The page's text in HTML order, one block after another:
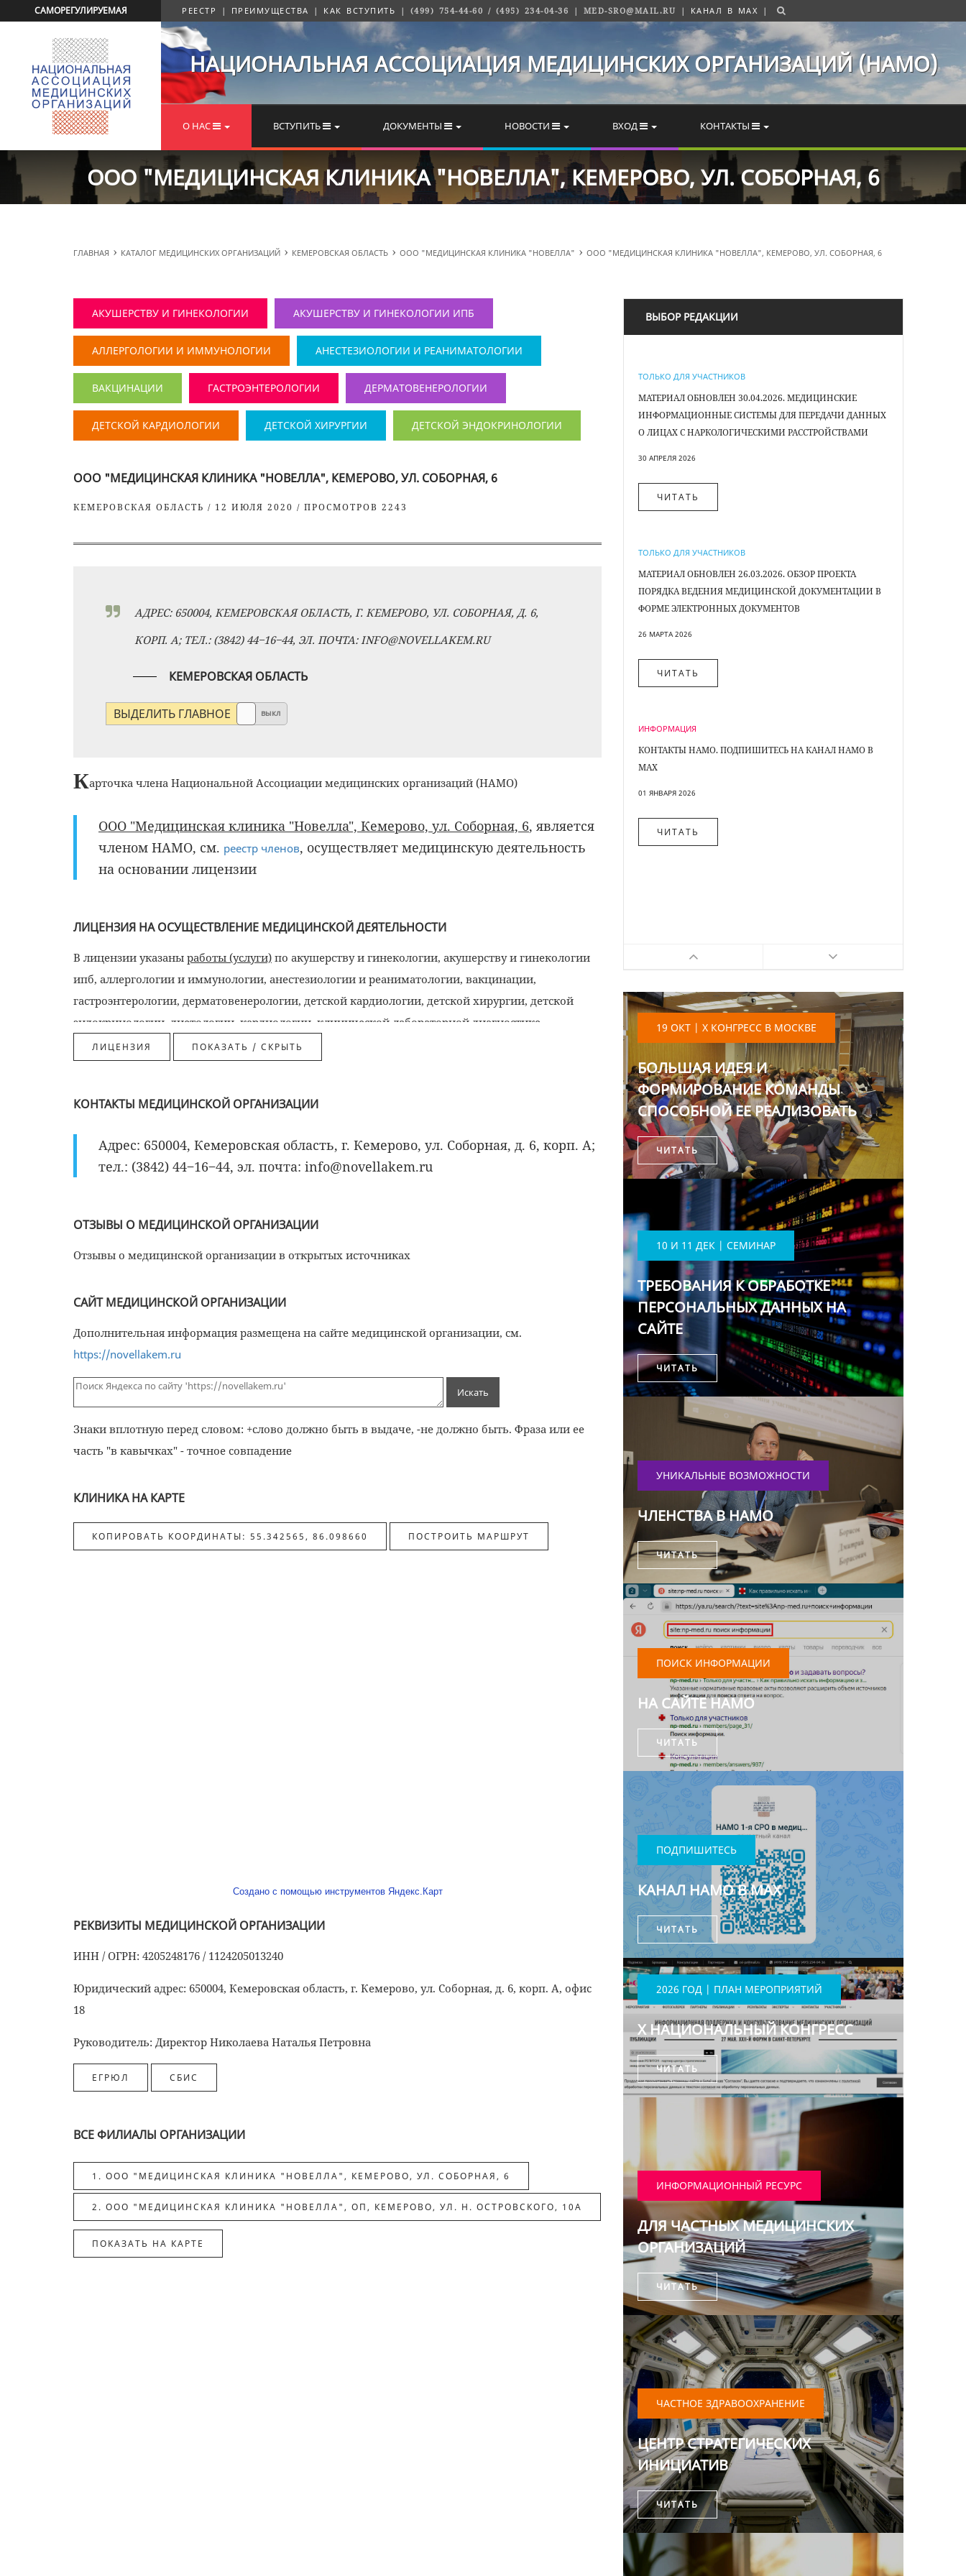
САМОРЕГУЛИРУЕМАЯ РЕЕСТР | ПРЕИМУЩЕСТВА | КАК ВСТУПИТЬ | (499) 754-44-60 / (495) 234-04-36 | MED-SRO@MAIL.RU | КАНАЛ В MAX |
НАЦИОНАЛЬНАЯ АССОЦИАЦИЯ МЕДИЦИНСКИХ ОРГАНИЗАЦИЙ (НАМО)
О НАС ВСТУПИТЬ ДОКУМЕНТЫ НОВОСТИ ВХОД КОНТАКТЫ
ООО "МЕДИЦИНСКАЯ КЛИНИКА "НОВЕЛЛА", КЕМЕРОВО, УЛ. СОБОРНАЯ, 6
ГЛАВНАЯ КАТАЛОГ МЕДИЦИНСКИХ ОРГАНИЗАЦИЙ КЕМЕРОВСКАЯ ОБЛАСТЬ ООО "МЕДИЦИНСКАЯ КЛИНИКА "НОВЕЛЛА" ООО "МЕДИЦИНСКАЯ КЛИНИКА "НОВЕЛЛА", КЕМЕРОВО, УЛ. СОБОРНАЯ, 6
АКУШЕРСТВУ И ГИНЕКОЛОГИИ АКУШЕРСТВУ И ГИНЕКОЛОГИИ ИПБ
АЛЛЕРГОЛОГИИ И ИММУНОЛОГИИ АНЕСТЕЗИОЛОГИИ И РЕАНИМАТОЛОГИИ
ВАКЦИНАЦИИ ГАСТРОЭНТЕРОЛОГИИ ДЕРМАТОВЕНЕРОЛОГИИ
ДЕТСКОЙ КАРДИОЛОГИИ ДЕТСКОЙ ХИРУРГИИ ДЕТСКОЙ ЭНДОКРИНОЛОГИИ
ООО "МЕДИЦИНСКАЯ КЛИНИКА "НОВЕЛЛА", КЕМЕРОВО, УЛ. СОБОРНАЯ, 6
КЕМЕРОВСКАЯ ОБЛАСТЬ / 12 ИЮЛЯ 2020 / ПРОСМОТРОВ 2243
АДРЕС: 650004, КЕМЕРОВСКАЯ ОБЛАСТЬ, Г. КЕМЕРОВО, УЛ. СОБОРНАЯ, Д. 6,
КОРП. А; ТЕЛ.: (3842) 44‒16‒44, ЭЛ. ПОЧТА: INFO@NOVELLAKEM.RU
КЕМЕРОВСКАЯ ОБЛАСТЬ
ВЫДЕЛИТЬ ГЛАВНОЕ выкл
Карточка члена Национальной Ассоциации медицинских организаций (НАМО)
ООО "Медицинская клиника "Новелла", Кемерово, ул. Соборная, 6, является
членом НАМО, см. реестр членов, осуществляет медицинскую деятельность
на основании лицензии
ЛИЦЕНЗИЯ НА ОСУЩЕСТВЛЕНИЕ МЕДИЦИНСКОЙ ДЕЯТЕЛЬНОСТИ
В лицензии указаны работы (услуги) по акушерству и гинекологии, акушерству и гинекологии
ипб, аллергологии и иммунологии, анестезиологии и реаниматологии, вакцинации,
гастроэнтерологии, дерматовенерологии, детской кардиологии, детской хирургии, детской
эндокринологии, диетологии, кардиологии, клинической лабораторной диагностике,
колопроктологии, косметологии, лабораторной диагностике, лечебной физкультуре,
мануальной терапии, медицинским осмотрам предв, медицинским осмотрам предс,
освидетельствованию усынов, неврологии, нефрологии, онкологии, оториноларингологии,
рентгенологии, рефлексотерапии, сестринскому делу, сестринскому делу в педиатрии,
спортивной медицине, терапии, травматологии и ортопедии, трансфузиологии,
диагностике, хирургии, челюстно лицевой хирургии, экспертизе временной
ПОКАЗАТЬ / СКРЫТЬ
КОНТАКТЫ МЕДИЦИНСКОЙ ОРГАНИЗАЦИИ
Адрес: 650004, Кемеровская область, г. Кемерово, ул. Соборная, д. 6, корп. А;
тел.: (3842) 44‒16‒44, эл. почта: info@novellakem.ru
ОТЗЫВЫ О МЕДИЦИНСКОЙ ОРГАНИЗАЦИИ
Отзывы о медицинской организации в открытых источниках
САЙТ МЕДИЦИНСКОЙ ОРГАНИЗАЦИИ
Дополнительная информация размещена на сайте медицинской организации, см.
https://novellakem.ru
Знаки вплотную перед словом: +слово должно быть в выдаче, -не должно быть. Фраза или ее
часть "в кавычках" - точное совпадение
КЛИНИКА НА КАРТЕ
КОПИРОВАТЬ КООРДИНАТЫ: 55.342565, 86.098660 ПОСТРОИТЬ МАРШРУТ
Создано с помощью инструментов Яндекс.Карт
РЕКВИЗИТЫ МЕДИЦИНСКОЙ ОРГАНИЗАЦИИ
ИНН / ОГРН: 4205248176 / 1124205013240
Юридический адрес: 650004, Кемеровская область, г. Кемерово, ул. Соборная, д. 6, корп. А, офис
18
Руководитель: Директор Николаева Наталья Петровна
ВСЕ ФИЛИАЛЫ ОРГАНИЗАЦИИ
1. ООО "МЕДИЦИНСКАЯ КЛИНИКА "НОВЕЛЛА", КЕМЕРОВО, УЛ. СОБОРНАЯ, 6
2. ООО "МЕДИЦИНСКАЯ КЛИНИКА "НОВЕЛЛА", ОП, КЕМЕРОВО, УЛ. Н. ОСТРОВСКОГО, 10А
ВЫБОР РЕДАКЦИИ
ТОЛЬКО ДЛЯ УЧАСТНИКОВ
МАТЕРИАЛ ОБНОВЛЕН 30.04.2026. МЕДИЦИНСКИЕ
ИНФОРМАЦИОННЫЕ СИСТЕМЫ ДЛЯ ПЕРЕДАЧИ ДАННЫХ
О ЛИЦАХ С НАРКОЛОГИЧЕСКИМИ РАССТРОЙСТВАМИ
30 АПРЕЛЯ 2026
ЧИТАТЬ
ТОЛЬКО ДЛЯ УЧАСТНИКОВ
МАТЕРИАЛ ОБНОВЛЕН 26.03.2026. ОБЗОР ПРОЕКТА
ПОРЯДКА ВЕДЕНИЯ МЕДИЦИНСКОЙ ДОКУМЕНТАЦИИ В
ФОРМЕ ЭЛЕКТРОННЫХ ДОКУМЕНТОВ
26 МАРТА 2026
ЧИТАТЬ
ИНФОРМАЦИЯ
КОНТАКТЫ НАМО. ПОДПИШИТЕСЬ НА КАНАЛ НАМО В
MAX
01 ЯНВАРЯ 2026
ЧИТАТЬ
19 ОКТ | X КОНГРЕСС В МОСКВЕ
БОЛЬШАЯ ИДЕЯ И
ФОРМИРОВАНИЕ КОМАНДЫ
СПОСОБНОЙ ЕЕ РЕАЛИЗОВАТЬ
ЧИТАТЬ
10 И 11 ДЕК | СЕМИНАР
ТРЕБОВАНИЯ К ОБРАБОТКЕ
ПЕРСОНАЛЬНЫХ ДАННЫХ НА
САЙТЕ
ЧИТАТЬ
УНИКАЛЬНЫЕ ВОЗМОЖНОСТИ
ЧЛЕНСТВА В НАМО
ЧИТАТЬ
ПОИСК ИНФОРМАЦИИ
НА САЙТЕ НАМО
ЧИТАТЬ
ПОДПИШИТЕСЬ
КАНАЛ НАМО В MAX
ЧИТАТЬ
2026 ГОД | ПЛАН МЕРОПРИЯТИЙ
X НАЦИОНАЛЬНЫЙ КОНГРЕСС
ЧИТАТЬ
ИНФОРМАЦИОННЫЙ РЕСУРС
ДЛЯ ЧАСТНЫХ МЕДИЦИНСКИХ
ОРГАНИЗАЦИЙ
ЧИТАТЬ
ЧАСТНОЕ ЗДРАВООХРАНЕНИЕ
ЦЕНТР СТРАТЕГИЧЕСКИХ
ИНИЦИАТИВ
ЧИТАТЬ